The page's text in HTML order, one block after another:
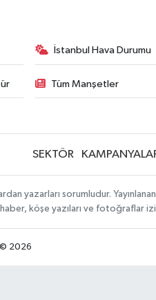
İstanbul Hava Durumu
Tüm Manşetler
SEKTÖR
yazarları sorumludur.
köşe yazıları ve fotoğraflar
© 2026